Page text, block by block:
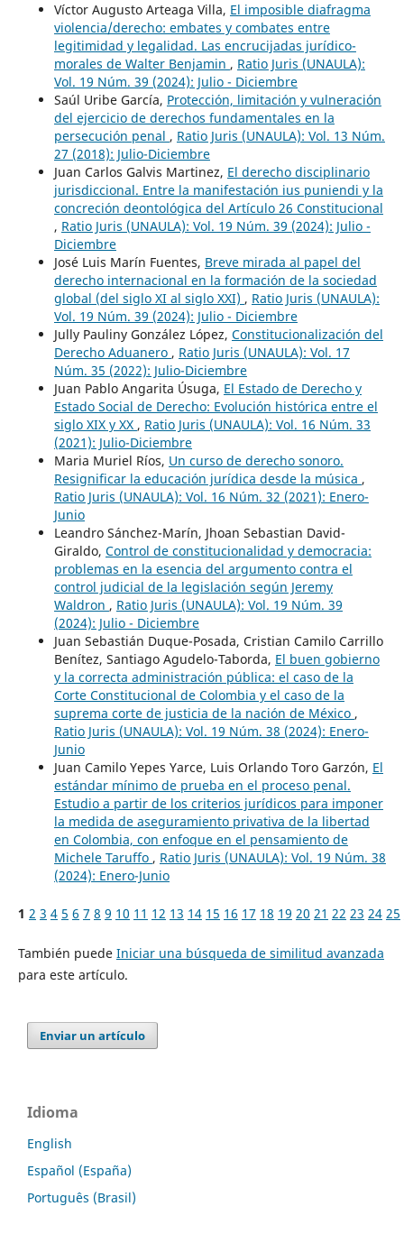
Víctor Augusto Arteaga Villa, El imposible diafragma
violencia/derecho: embates y combates entre
legitimidad y legalidad. Las encrucijadas jurídico-
morales de Walter Benjamin , Ratio Juris (UNAULA):
Vol. 19 Núm. 39 (2024): Julio - Diciembre
Saúl Uribe García, Protección, limitación y vulneración
del ejercicio de derechos fundamentales en la
persecución penal , Ratio Juris (UNAULA): Vol. 13 Núm.
27 (2018): Julio-Diciembre
Juan Carlos Galvis Martinez, El derecho disciplinario
jurisdiccional. Entre la manifestación ius puniendi y la
concreción deontológica del Artículo 26 Constitucional
, Ratio Juris (UNAULA): Vol. 19 Núm. 39 (2024): Julio -
Diciembre
José Luis Marín Fuentes, Breve mirada al papel del
derecho internacional en la formación de la sociedad
global (del siglo XI al siglo XXI) , Ratio Juris (UNAULA):
Vol. 19 Núm. 39 (2024): Julio - Diciembre
Jully Pauliny González López, Constitucionalización del
Derecho Aduanero , Ratio Juris (UNAULA): Vol. 17
Núm. 35 (2022): Julio-Diciembre
Juan Pablo Angarita Úsuga, El Estado de Derecho y
Estado Social de Derecho: Evolución histórica entre el
siglo XIX y XX , Ratio Juris (UNAULA): Vol. 16 Núm. 33
(2021): Julio-Diciembre
Maria Muriel Ríos, Un curso de derecho sonoro.
Resignificar la educación jurídica desde la música ,
Ratio Juris (UNAULA): Vol. 16 Núm. 32 (2021): Enero-
Junio
Leandro Sánchez-Marín, Jhoan Sebastian David-
Giraldo, Control de constitucionalidad y democracia:
problemas en la esencia del argumento contra el
control judicial de la legislación según Jeremy
Waldron , Ratio Juris (UNAULA): Vol. 19 Núm. 39
(2024): Julio - Diciembre
Juan Sebastián Duque-Posada, Cristian Camilo Carrillo
Benítez, Santiago Agudelo-Taborda, El buen gobierno
y la correcta administración pública: el caso de la
Corte Constitucional de Colombia y el caso de la
suprema corte de justicia de la nación de México ,
Ratio Juris (UNAULA): Vol. 19 Núm. 38 (2024): Enero-
Junio
Juan Camilo Yepes Yarce, Luis Orlando Toro Garzón, El
estándar mínimo de prueba en el proceso penal.
Estudio a partir de los criterios jurídicos para imponer
la medida de aseguramiento privativa de la libertad
en Colombia, con enfoque en el pensamiento de
Michele Taruffo , Ratio Juris (UNAULA): Vol. 19 Núm. 38
(2024): Enero-Junio
1 2 3 4 5 6 7 8 9 10 11 12 13 14 15 16 17 18 19 20 21 22 23 24 25
También puede Iniciar una búsqueda de similitud avanzada
para este artículo.
Enviar un artículo
Idioma
English
Español (España)
Português (Brasil)